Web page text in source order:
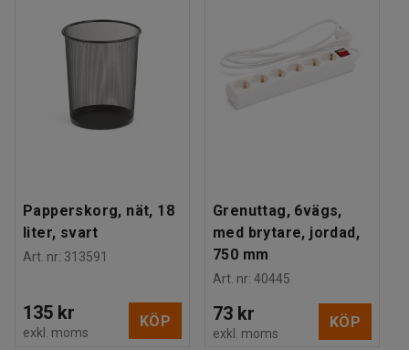
15 kg
Montering
Papperskorg, nät, 18
liter, svart
Art. nr: 313591
135 kr
exkl. moms
KÖP
Grenuttag, 6vägs,
med brytare, jordad,
750 mm
Art. nr: 40445
73 kr
exkl. moms
KÖP